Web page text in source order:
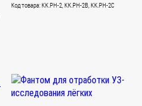
Код товара: KK.PH-2, KK.PH-2B, KK.PH-2C